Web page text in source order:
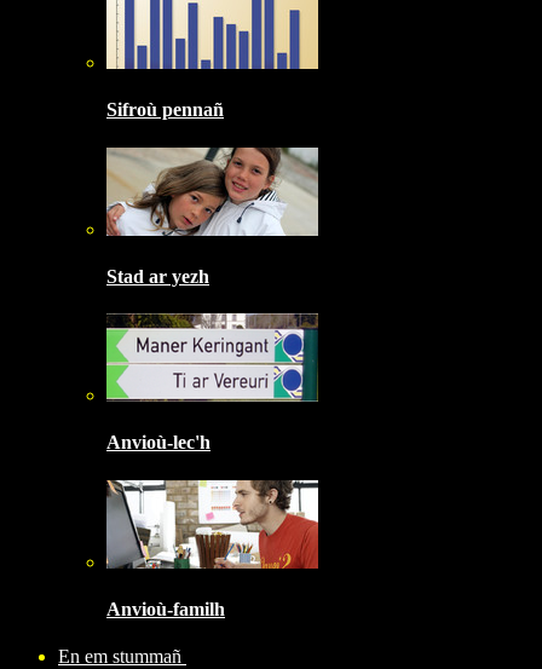
Sifroù pennañ
Stad ar yezh
Anvioù-lec'h
Anvioù-familh
En em stummañ